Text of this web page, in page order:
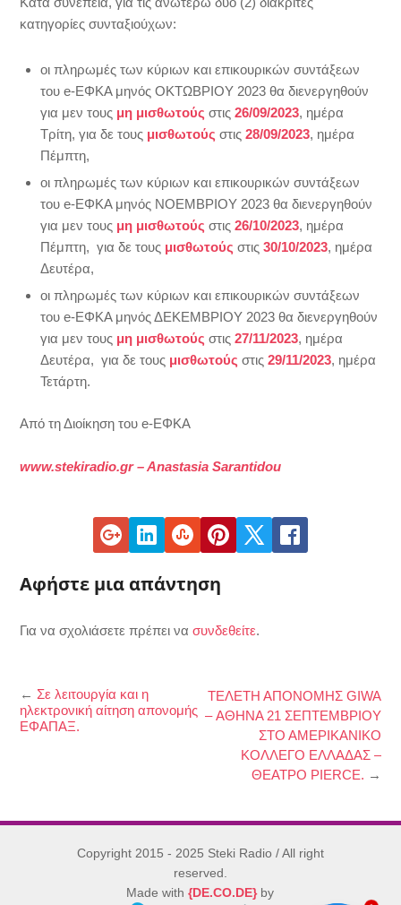
κατηγορίες συνταξιούχων:
οι πληρωμές των κύριων και επικουρικών συντάξεων
του e-ΕΦΚΑ μηνός ΟΚΤΩΒΡΙΟΥ 2023 θα διενεργηθούν
για μεν τους μη μισθωτούς στις26/09/2023, ημέρα
Τρίτη, για δε τους μισθωτούς στις28/09/2023, ημέρα
Πέμπτη,
οι πληρωμές των κύριων και επικουρικών συντάξεων
του e-ΕΦΚΑ μηνός ΝΟΕΜΒΡΙΟΥ 2023 θα διενεργηθούν
για μεν τους μη μισθωτούς στις26/10/2023, ημέρα
Πέμπτη, για δε τους μισθωτούς στις30/10/2023, ημέρα
Δευτέρα,
οι πληρωμές των κύριων και επικουρικών συντάξεων
του e-ΕΦΚΑ μηνός ΔΕΚΕΜΒΡΙΟΥ 2023 θα διενεργηθούν
για μεν τους μη μισθωτούς στις27/11/2023, ημέρα
Δευτέρα, για δε τους μισθωτούς στις29/11/2023, ημέρα
Τετάρτη.
Από τη Διοίκηση του e-ΕΦΚΑ
www.stekiradio.gr – Anastasia Sarantidou
Αφήστε μια απάντηση
Για να σχολιάσετε πρέπει νασυνδεθείτε.
← Σε λειτουργία και η
ηλεκτρονική αίτηση απονομής
ΕΦΑΠΑΞ.
ΤΕΛΕΤΗ ΑΠΟΝΟΜΗΣ GIWA
– ΑΘΗΝΑ 21 ΣΕΠΤΕΜΒΡΙΟΥ
ΣΤΟ ΑΜΕΡΙΚΑΝΙΚΟ
ΚΟΛΛΕΓΟ ΕΛΛΑΔΑΣ –
ΘΕΑΤΡΟ PIERCE. →
Copyright 2015 - 2025 Steki Radio / All right
reserved.
Made with{DE.CO.DE}by